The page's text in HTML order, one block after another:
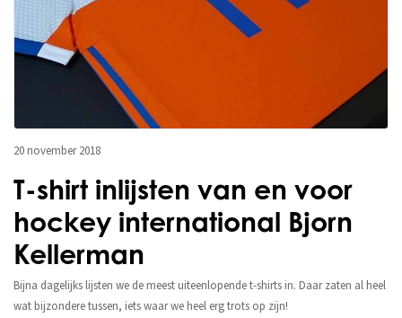
20 november 2018
T-shirt inlijsten van en voor
hockey international Bjorn
Kellerman
Bijna dagelijks lijsten we de meest uiteenlopende t-shirts in. Daar zaten al heel
wat bijzondere tussen, iets waar we heel erg trots op zijn!